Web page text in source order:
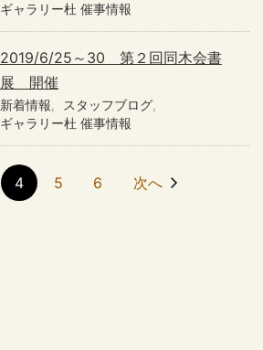
ギャラリー杜 催事情報
2019/6/25～30 第２回同木会書
展 開催
新着情報
スタッフブログ
ギャラリー杜 催事情報
4 5 6 次へ